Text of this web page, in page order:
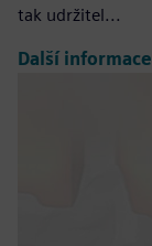
tak udržitel...
Další informace